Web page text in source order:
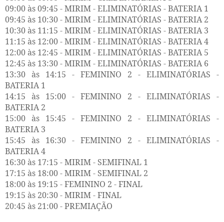
09:00 às 09:45 - MIRIM - ELIMINATÓRIAS - BATERIA 1
09:45 às 10:30 - MIRIM - ELIMINATÓRIAS - BATERIA 2
10:30 às 11:15 - MIRIM - ELIMINATÓRIAS - BATERIA 3
11:15 às 12:00 - MIRIM - ELIMINATÓRIAS - BATERIA 4
12:00 às 12:45 - MIRIM - ELIMINATÓRIAS - BATERIA 5
12:45 às 13:30 - MIRIM - ELIMINATÓRIAS - BATERIA 6
13:30 às 14:15 - FEMININO 2 - ELIMINATÓRIAS -
BATERIA 1
14:15 às 15:00 - FEMININO 2 - ELIMINATÓRIAS -
BATERIA 2
15:00 às 15:45 - FEMININO 2 - ELIMINATÓRIAS -
BATERIA 3
15:45 às 16:30 - FEMININO 2 - ELIMINATÓRIAS -
BATERIA 4
16:30 às 17:15 - MIRIM - SEMIFINAL 1
17:15 às 18:00 - MIRIM - SEMIFINAL 2
18:00 às 19:15 - FEMININO 2 - FINAL
19:15 às 20:30 - MIRIM - FINAL
20:45 às 21:00 - PREMIAÇÃO